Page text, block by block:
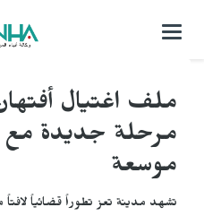
التحكم
ملف اغتيال
مرحلة جديدة مع
موسعة
تشهد مدينة تعز تطوراً قضائياً لافتاً